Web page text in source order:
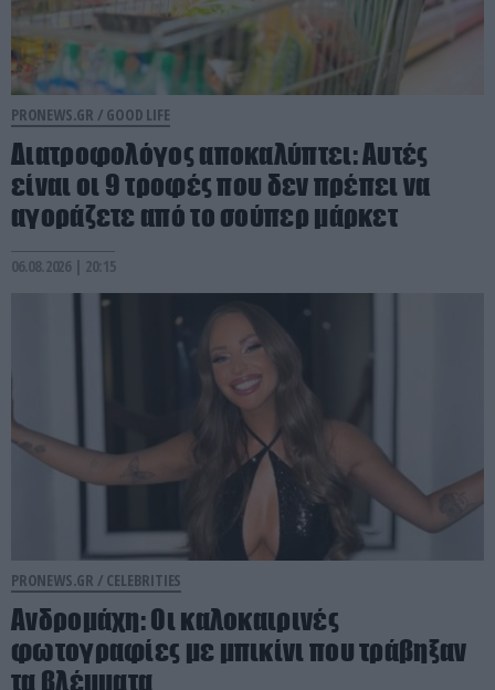
PRONEWS.GR / GOOD LIFE
Διατροφολόγος αποκαλύπτει: Αυτές
είναι οι 9 τροφές που δεν πρέπει να
αγοράζετε από το σούπερ μάρκετ
06.08.2026 | 20:15
PRONEWS.GR / CELEBRITIES
Ανδρομάχη: Οι καλοκαιρινές
φωτογραφίες με μπικίνι που τράβηξαν
τα βλέμματα